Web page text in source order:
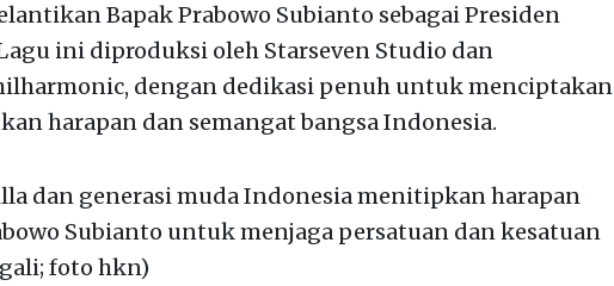
Bapak Prabowo Subianto sebagai Presiden
ini diproduksi oleh Starseven Studio dan
dengan dedikasi penuh untuk menciptakan
harapan dan semangat bangsa Indonesia.
dan generasi muda Indonesia menitipkan harapan
Subianto untuk menjaga persatuan dan kesatuan
foto hkn)